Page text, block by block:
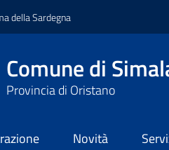
della Sardegna
Comune di
Provincia di Oristano
Novità